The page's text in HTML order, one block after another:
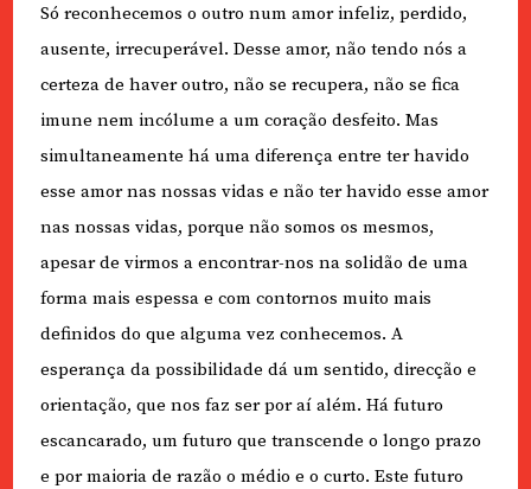
Só reconhecemos o outro num amor infeliz, perdido,
ausente, irrecuperável. Desse amor, não tendo nós a
certeza de haver outro, não se recupera, não se fica
imune nem incólume a um coração desfeito. Mas
simultaneamente há uma diferença entre ter havido
esse amor nas nossas vidas e não ter havido esse amor
nas nossas vidas, porque não somos os mesmos,
apesar de virmos a encontrar-nos na solidão de uma
forma mais espessa e com contornos muito mais
definidos do que alguma vez conhecemos. A
esperança da possibilidade dá um sentido, direcção e
orientação, que nos faz ser por aí além. Há futuro
escancarado, um futuro que transcende o longo prazo
e por maioria de razão o médio e o curto. Este futuro